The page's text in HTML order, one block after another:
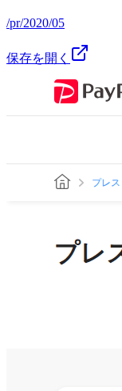
/pr/2020/05
保存を開く